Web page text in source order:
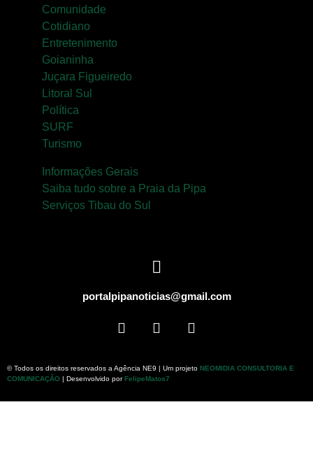
Comunidade
Cotidiano
Entretenimento
Goianinha
Juçara Figueiredo
Litoral Sul
Política
SURF
Turismo
Informações Gerais
Saiba tudo sobre a Praia da Pipa
Serviços Tibau do Sul
portalpipanoticias@gmail.com
© Todos os direitos reservados a Agência NE9 | Um projeto NEOMIDIA CONSULTORIA E
COMUNICAÇÃO
| Desenvolvido por FelipeMatos7